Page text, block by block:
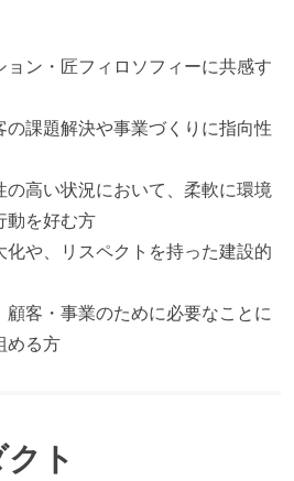
ョン・匠フィロソフィーに共感す
課題解決や事業づくりに指向性
の高い状況において、柔軟に環境
動を好む方
や、リスペクトを持った建設的
客・事業のために必要なことに
める方
ト